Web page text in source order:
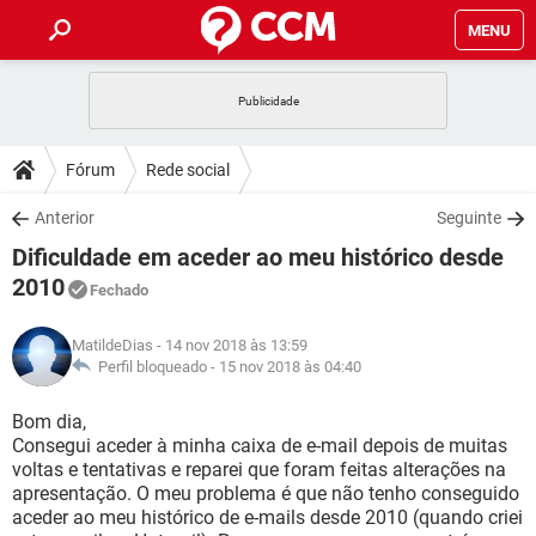
MENU
CELULAR
OUTLOOK
INSTAGRAM GMAIL
GUIA DE COMPRAS
DICAS
JOGOS
OUTLOOK
GUIA DE COMPRAS
DOWNLOADS
JOGOS WHATSAPP
CELULAR
OUTLOOK EXCEL
INSTAGRAM
GUIA DE COMPRAS
FÓRUM
CELULAR FACEBOOK
INSTAGRAM GMAIL
GUIA DE COMPRAS
GLOSSÁRIO
JOGOS
CELULAR
OUTLOOK EXCEL
INSTAGRAM GMAIL
Fórum Rede social
Anterior Seguinte
Dificuldade em aceder ao meu histórico desde
2010
Fechado
MatildeDias - 14 nov 2018 às 13:59
Perfil bloqueado - 15 nov 2018 às 04:40
Bom dia,
Consegui aceder à minha caixa de e-mail depois de muitas
voltas e tentativas e reparei que foram feitas alterações na
apresentação. O meu problema é que não tenho conseguido
aceder ao meu histórico de e-mails desde 2010 (quando criei